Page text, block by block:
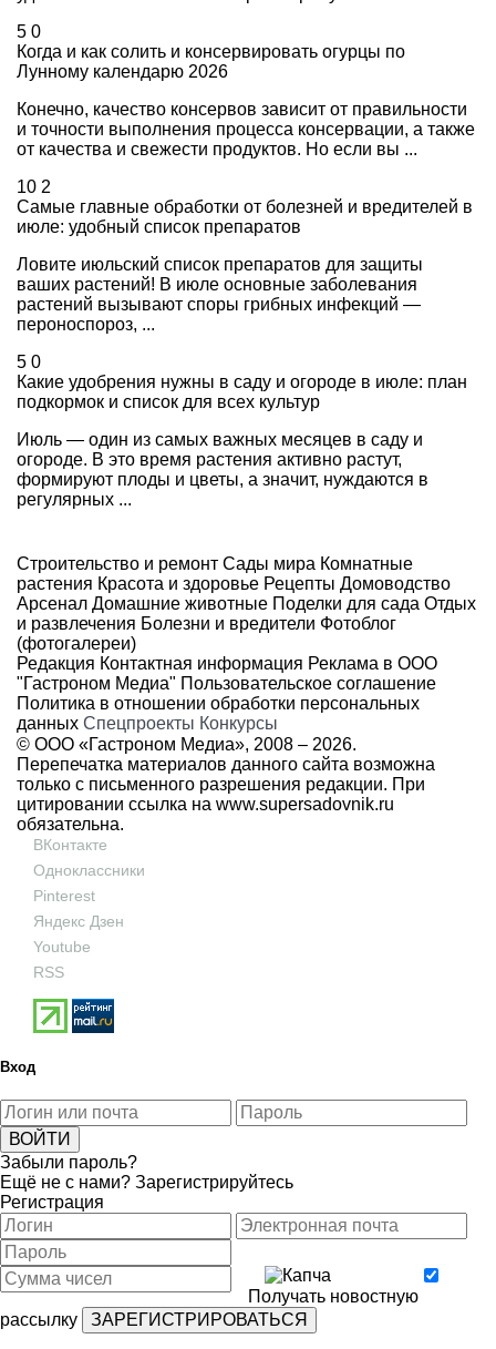
5 0
Когда и как солить и консервировать огурцы по
Лунному календарю 2026
Конечно, качество консервов зависит от правильности
и точности выполнения процесса консервации, а также
от качества и свежести продуктов. Но если вы ...
10 2
Самые главные обработки от болезней и вредителей в
июле: удобный список препаратов
Ловите июльский список препаратов для защиты
ваших растений! В июле основные заболевания
растений вызывают споры грибных инфекций —
пероноспороз, ...
5 0
Какие удобрения нужны в саду и огороде в июле: план
подкормок и список для всех культур
Июль — один из самых важных месяцев в саду и
огороде. В это время растения активно растут,
формируют плоды и цветы, а значит, нуждаются в
регулярных ...
Строительство и ремонт Сады мира Комнатные
растения Красота и здоровье Рецепты Домоводство
Арсенал Домашние животные Поделки для сада Отдых
и развлечения Болезни и вредители Фотоблог
(фотогалереи)
Редакция Контактная информация Реклама в ООО
"Гастроном Медиа" Пользовательское соглашение
Политика в отношении обработки персональных
данных Спецпроекты Конкурсы
© ООО «Гастроном Медиа», 2008 – 2026.
Перепечатка материалов данного сайта возможна
только с письменного разрешения редакции. При
цитировании ссылка на www.supersadovnik.ru
обязательна.
ВКонтакте
Одноклассники
Pinterest
Яндекс Дзен
Youtube
RSS
Вход
Забыли пароль?
Ещё не с нами? Зарегистрируйтесь
Регистрация
Получать новостную
рассылку